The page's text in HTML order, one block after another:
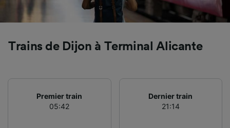
Trains de Dijon à Terminal Alicante
Premier train
05:42
Dernier train
21:14
Utiliser des données de géolocalisation
précises. Analyser activement les
l’identification. Stocker et/ou accéder à des
informations sur un appareil. Publicités et
études d’audience et développement de
Liste de nos partenaires (fournisseurs)